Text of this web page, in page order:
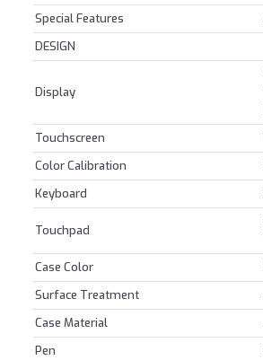
Special Features
DESIGN
Display
Touchscreen
Color Calibration
Keyboard
Touchpad
Case Color
Surface Treatment
Case Material
Pen